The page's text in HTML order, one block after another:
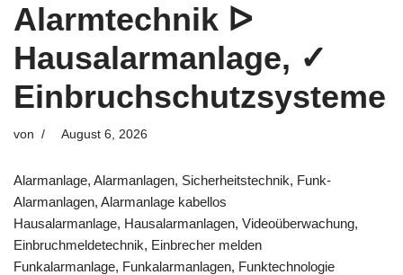
Alarmtechnik ᐅ
Hausalarmanlage, ✓
Einbruchschutzsysteme
von August 6, 2026
Alarmanlage, Alarmanlagen, Sicherheitstechnik, Funk-
Alarmanlagen, Alarmanlage kabellos
Hausalarmanlage, Hausalarmanlagen, Videoüberwachung,
Einbruchmeldetechnik, Einbrecher melden
Funkalarmanlage, Funkalarmanlagen, Funktechnologie